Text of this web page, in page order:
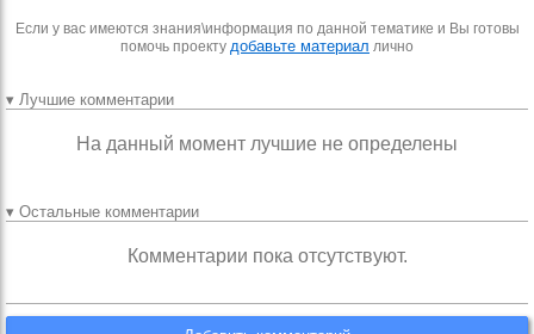
Если у вас имеются знания\информация по данной тематике и Вы готовы
помочь проекту добавьте материал лично
▾ Лучшие комментарии
На данный момент лучшие не определены
▾ Остальные комментарии
Комментарии пока отсутствуют.